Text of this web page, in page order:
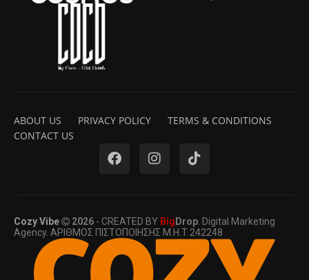
ABOUT US PRIVACY POLICY
TERMS & CONDITIONS
CONTACT US
Cozy Vibe 2026 - CREATED BY Big Drop. Digital Marketing
Agency. ΑΡΙΘΜΟΣ ΠΙΣΤΟΠΟΙΗΣΗΣ Μ.Η.Τ 242248